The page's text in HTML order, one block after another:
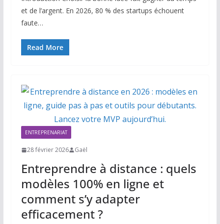
et de l’argent. En 2026, 80 % des startups échouent
faute…
Read More
ENTREPRENARIAT
28 février 2026 Gaël
Entreprendre à distance : quels
modèles 100% en ligne et
comment s’y adapter
efficacement ?